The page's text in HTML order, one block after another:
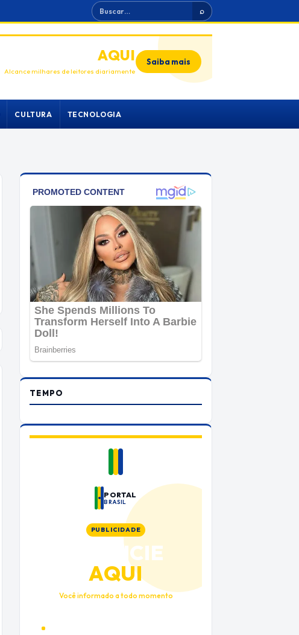
Buscar ⌕
ANUNCIEAQUI
Alcance milhares de leitores diariamente
Saiba mais
CULTURA TECNOLOGIA
TEMPO
PORTAL
BRASIL
PUBLICIDADE
ANUNCIE
AQUI
Você informado a todo momento